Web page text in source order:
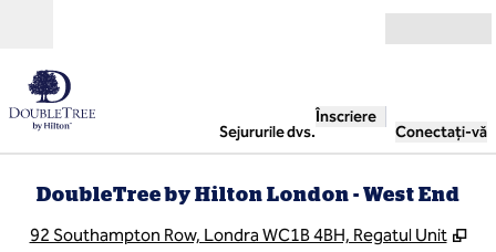
Sejururile dvs.
Înscriere
Conectați-vă
DoubleTree by Hilton London - West End
92 Southampton Row, Londra WC1B 4BH, Regatul Unit ,